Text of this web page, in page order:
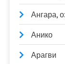
Ангара,
Анико
Арагви